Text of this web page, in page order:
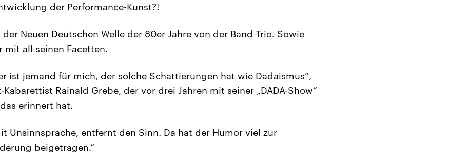
der Performance-Kunst?!
Neuen Deutschen Welle der 80er Jahre von der Band Trio. Sowie
mit all seinen Facetten.
ist jemand für mich, der solche Schattierungen hat wie Dadaismus“,
Rainald Grebe, der vor drei Jahren mit seiner „DADA-Show“
erinnert hat.
Unsinnsprache, entfernt den Sinn. Da hat der Humor viel zur
beigetragen.“